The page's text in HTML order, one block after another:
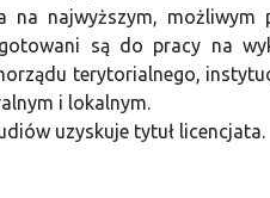
na najwyższym,
są do pracy na
terytorialnego,
i lokalnym.
uzyskuje tytuł licencjata.